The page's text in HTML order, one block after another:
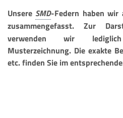
Unsere
-Federn haben wir
zusammengefasst. Zur
verwenden wir
Musterzeichnung. Die exakte
etc. finden Sie im